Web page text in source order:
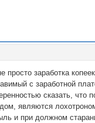
заработка
с заработной
сказать, что
являются
и при должном